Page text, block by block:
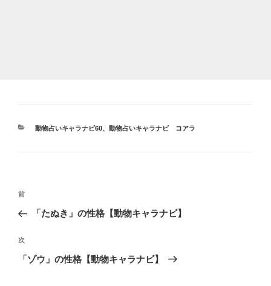
カ
動物占いキャラナビ60、 動物占いキャラナビ コアラ
投
ナ
ビ
ゲ
前
の
稿
前
「たぬき」の性格【動物キャラナビ】
次
の
次
「ゾウ」の性格【動物キャラナビ】